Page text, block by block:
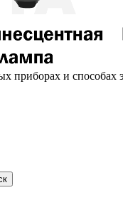
приборах и способах